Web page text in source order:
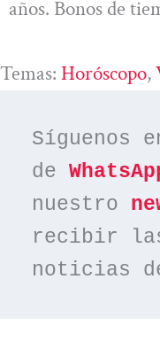
años. Bonos de
Temas: Horóscopo,
Síguenos
de
nuestro
recibir
noticias